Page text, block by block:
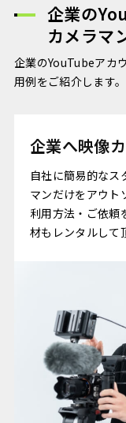
企業の
カメラマ
企業のYouTubeアカ
用例をご紹介します。
企業へ映像
自社に簡易的なス
マンだけをアウト
利用方法・ご依頼
材もレンタルして